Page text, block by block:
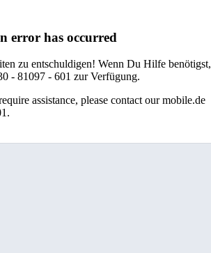
error has occurred
zu entschuldigen! Wenn Du Hilfe benötigst,
- 81097 - 601 zur Verfügung.
assistance, please contact our mobile.de